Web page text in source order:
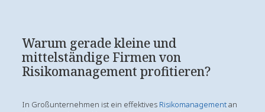
Warum gerade kleine und
mittelständige Firmen von
Risikomanagement profitieren?
In Großunternehmen ist ein effektives Risikomanagementan